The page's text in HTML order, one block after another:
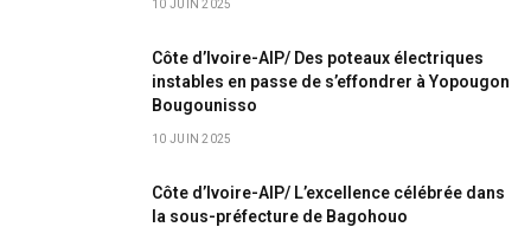
10 JUIN 2025
Côte d’Ivoire-AIP/ Des poteaux électriques
instables en passe de s’effondrer à Yopougon
Bougounisso
10 JUIN 2025
Côte d’Ivoire-AIP/ L’excellence célébrée dans
la sous-préfecture de Bagohouo